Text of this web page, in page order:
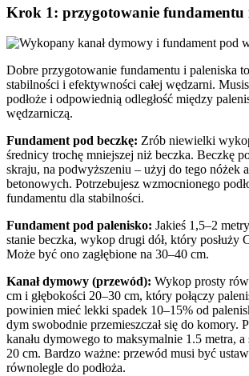
Krok 1: przygotowanie fundamentu
Dobre przygotowanie fundamentu i paleniska
stabilności i efektywności całej wędzarni.
podłoże i odpowiednią odległość między
wędzarniczą.
Fundament pod beczkę: Zrób niewielki
średnicy trochę mniejszej niż beczka. Beczkę
skraju, na podwyższeniu – użyj do tego nóżek
betonowych. Potrzebujesz wzmocnionego
fundamentu dla stabilności.
Fundament pod palenisko: Jakieś 1,5–2
stanie beczka, wykop drugi dół, który posłuży
Może być ono zagłębione na 30–40 cm.
Kanał dymowy (przewód): Wykop prosty
cm i głębokości 20–30 cm, który połączy
powinien mieć lekki spadek 10–15% od
dym swobodnie przemieszczał się do komory.
kanału dymowego to maksymalnie 1.5 metra,
20 cm. Bardzo ważne: przewód musi być
równolegle do podłoża.